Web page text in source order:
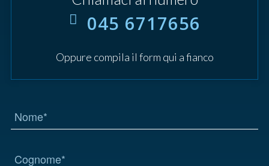
045 6717656
Oppure compila il form qui a fianco